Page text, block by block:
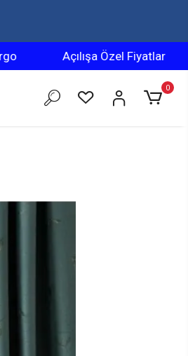
Açılışa Özel Fiyatlar Aynı
0